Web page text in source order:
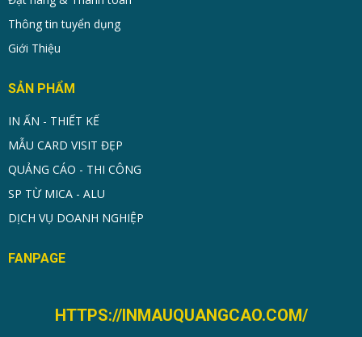
Thông tin tuyển dụng
Giới Thiệu
SẢN PHẨM
IN ẤN - THIẾT KẾ
MẪU CARD VISIT ĐẸP
QUẢNG CÁO - THI CÔNG
SP TỪ MICA - ALU
DỊCH VỤ DOANH NGHIỆP
FANPAGE
HTTPS://INMAUQUANGCAO.COM/